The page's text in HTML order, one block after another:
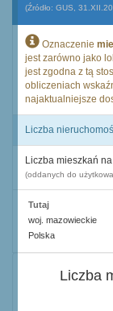
(Źródło: GUS,
Oznaczenie
jest zarówno jako
jest zgodna z tą
obliczeniach
najaktualniejsze
Liczba
Liczba mieszkań
(oddanych do
Tutaj
woj. mazowieckie
Polska
Liczba